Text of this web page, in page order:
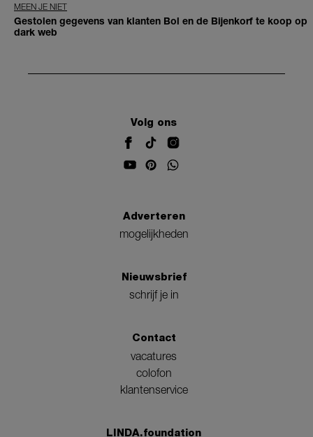
MEEN JE NIET
Gestolen gegevens van klanten Bol en de Bijenkorf te koop op
dark web
Volg ons
Adverteren
mogelijkheden
Nieuwsbrief
schrijf je in
Contact
vacatures
colofon
klantenservice
LINDA.foundation